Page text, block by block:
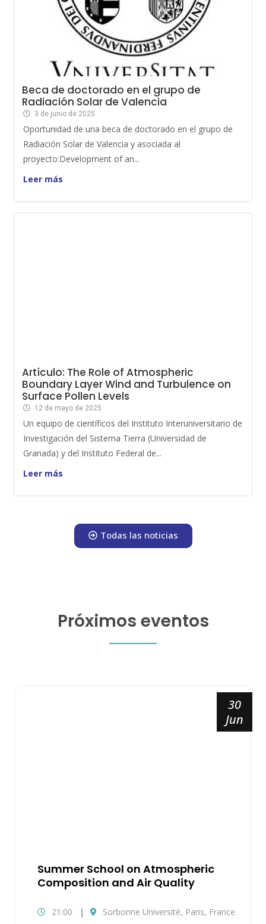
Beca de doctorado en el grupo de
Radiación Solar de Valencia
3 de junio de 2025
Oportunidad de una beca de doctorado en el grupo de
Radiación Solar de Valencia y asociada al
proyecto:Development of an...
Leer más
Artículo: The Role of Atmospheric
Boundary Layer Wind and Turbulence on
Surface Pollen Levels
12 de mayo de 2025
Un equipo de científicos del Instituto Interuniversitario de
Investigación del Sistema Tierra (Universidad de
Granada) y del Instituto Federal de...
Leer más
Todas las noticias
Próximos eventos
30
Jun
Summer School on Atmospheric
Composition and Air Quality
21:00 Sorbonne Université, Paris, France